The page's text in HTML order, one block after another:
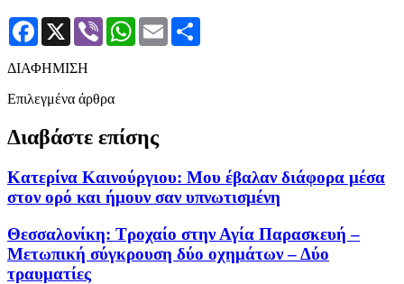
Facebook
X Viber WhatsApp
Email
ΔΙΑΦΗΜΙΣΗ
Επιλεγμένα άρθρα
Διαβάστε επίσης
Κατερίνα Καινούργιου: Μου έβαλαν διάφορα μέσα
στον ορό και ήμουν σαν υπνωτισμένη
Θεσσαλονίκη: Τροχαίο στην Αγία Παρασκευή –
Μετωπική σύγκρουση δύο οχημάτων – Δύο
τραυματίες